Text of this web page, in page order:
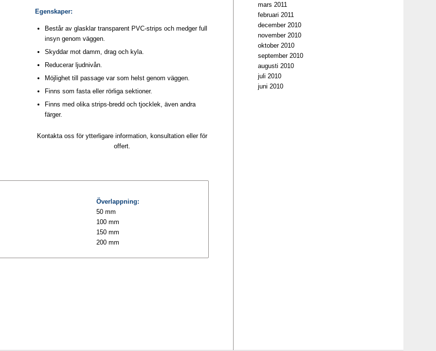
Egenskaper:
Består av glasklar transparent PVC-strips och medger full
insyn genom väggen.
Skyddar mot damm, drag och kyla.
Reducerar ljudnivån.
Möjlighet till passage var som helst genom väggen.
Finns som fasta eller rörliga sektioner.
Finns med olika strips-bredd och tjocklek, även andra
färger.
Kontakta oss för ytterligare information, konsultation eller för
offert.
Överlappning:
50 mm
100 mm
150 mm
200 mm
mars 2011
februari 2011
december 2010
november 2010
oktober 2010
september 2010
augusti 2010
juli 2010
juni 2010